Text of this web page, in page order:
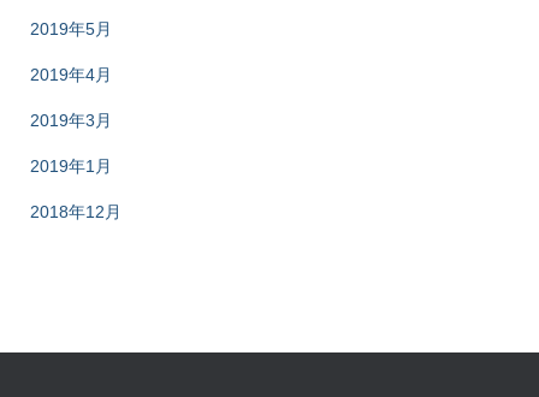
2019年5月
2019年4月
2019年3月
2019年1月
2018年12月